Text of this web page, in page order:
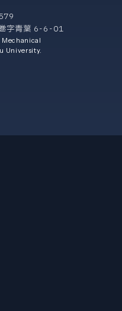
字青葉 6-6-01
University.